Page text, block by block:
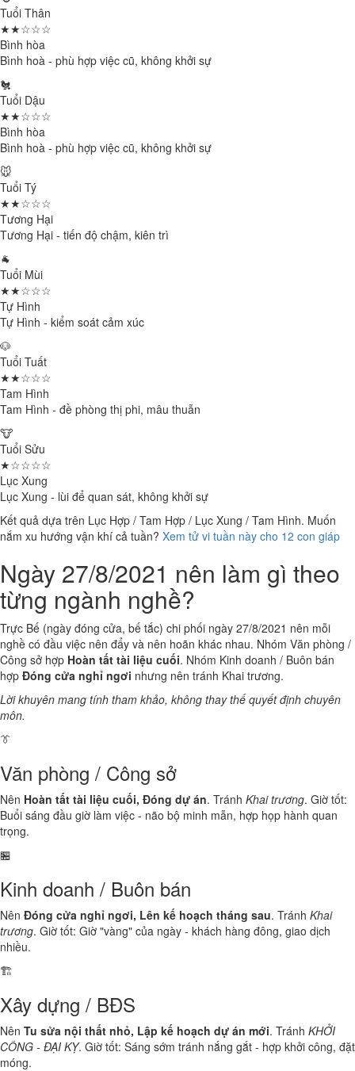
Tuổi Thân
★★☆☆☆
Bình hòa
Bình hoà - phù hợp việc cũ, không khởi sự
🐔
Tuổi Dậu
★★☆☆☆
Bình hòa
Bình hoà - phù hợp việc cũ, không khởi sự
🐭
Tuổi Tý
★★☆☆☆
Tương Hại
Tương Hại - tiến độ chậm, kiên trì
🐐
Tuổi Mùi
★★☆☆☆
Tự Hình
Tự Hình - kiểm soát cảm xúc
🐶
Tuổi Tuất
★★☆☆☆
Tam Hình
Tam Hình - đề phòng thị phi, mâu thuẫn
🐮
Tuổi Sửu
★☆☆☆☆
Lục Xung
Lục Xung - lùi để quan sát, không khởi sự
Kết quả dựa trên Lục Hợp / Tam Hợp / Lục Xung / Tam Hình. Muốn
nắm xu hướng vận khí cả tuần? Xem tử vi tuần này cho 12 con giáp
Ngày 27/8/2021 nên làm gì theo
từng ngành nghề?
Trực Bế (ngày đóng cửa, bế tắc) chi phối ngày 27/8/2021 nên mỗi
nghề có đầu việc nên đẩy và nên hoãn khác nhau. Nhóm Văn phòng /
Công sở hợp Hoàn tất tài liệu cuối. Nhóm Kinh doanh / Buôn bán
hợp Đóng cửa nghỉ ngơi nhưng nên tránh Khai trương.
Lời khuyên mang tính tham khảo, không thay thế quyết định chuyên
môn.
👔
Văn phòng / Công sở
Nên Hoàn tất tài liệu cuối, Đóng dự án. Tránh Khai trương. Giờ tốt:
Buổi sáng đầu giờ làm việc - não bộ minh mẫn, hợp họp hành quan
trọng.
🏪
Kinh doanh / Buôn bán
Nên Đóng cửa nghỉ ngơi, Lên kế hoạch tháng sau. Tránh Khai
trương. Giờ tốt: Giờ "vàng" của ngày - khách hàng đông, giao dịch
nhiều.
🏗️
Xây dựng / BĐS
Nên Tu sửa nội thất nhỏ, Lập kế hoạch dự án mới. Tránh KHỞI
CÔNG - ĐẠI KỴ. Giờ tốt: Sáng sớm tránh nắng gắt - hợp khởi công, đặt
móng.